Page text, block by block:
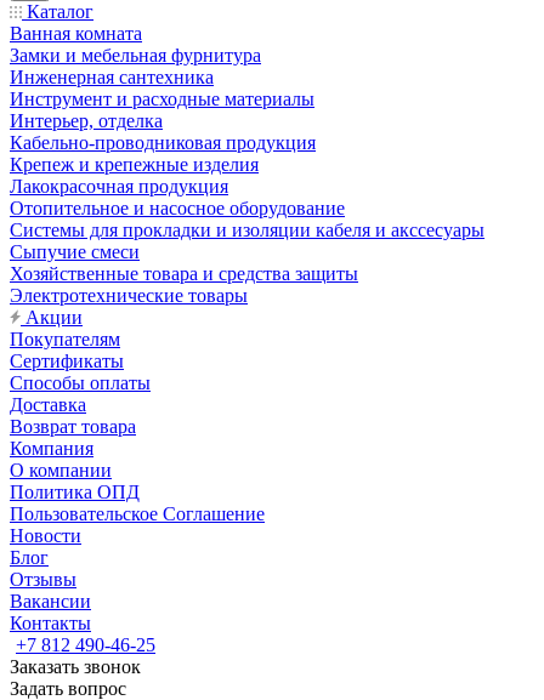
Каталог
Ванная комната
Замки и мебельная фурнитура
Инженерная сантехника
Инструмент и расходные материалы
Интерьер, отделка
Кабельно-проводниковая продукция
Крепеж и крепежные изделия
Лакокрасочная продукция
Отопительное и насосное оборудование
Системы для прокладки и изоляции кабеля и акссесуары
Сыпучие смеси
Хозяйственные товара и средства защиты
Электротехнические товары
Акции
Покупателям
Сертификаты
Способы оплаты
Доставка
Возврат товара
Компания
О компании
Политика ОПД
Пользовательское Соглашение
Новости
Блог
Отзывы
Вакансии
Контакты
+7 812 490-46-25
Заказать звонок
Задать вопрос